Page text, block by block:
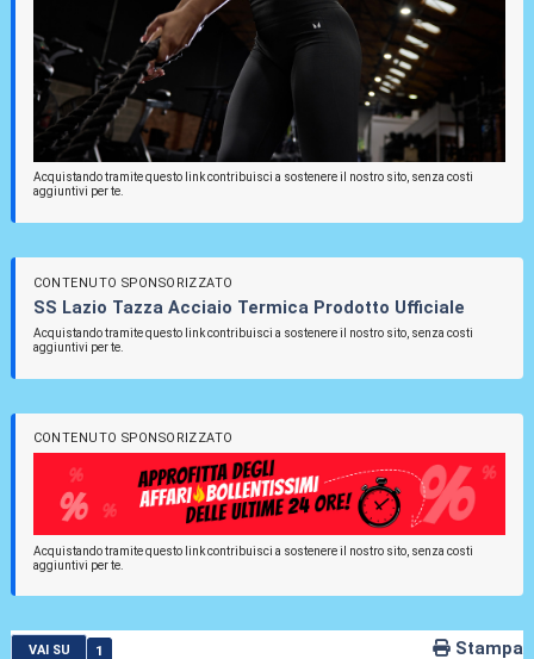
Acquistando tramite questo link contribuisci a sostenere il nostro sito, senza costi
aggiuntivi per te.
CONTENUTO SPONSORIZZATO
SS Lazio Tazza Acciaio Termica Prodotto Ufficiale
Acquistando tramite questo link contribuisci a sostenere il nostro sito, senza costi
aggiuntivi per te.
CONTENUTO SPONSORIZZATO
Acquistando tramite questo link contribuisci a sostenere il nostro sito, senza costi
aggiuntivi per te.
VAI SU 1 Stampa